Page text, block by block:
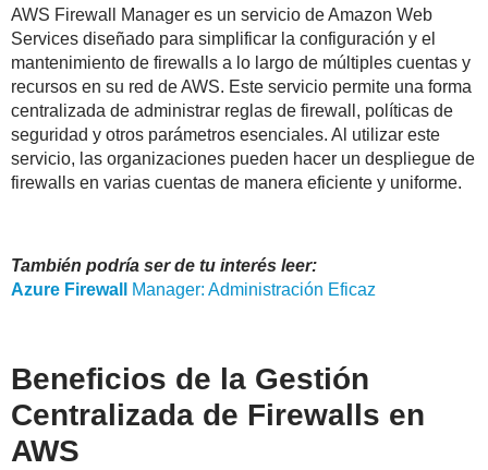
AWS Firewall Manager es un servicio de Amazon Web
Services diseñado para simplificar la configuración y el
mantenimiento de firewalls a lo largo de múltiples cuentas y
recursos en su red de AWS. Este servicio permite una forma
centralizada de administrar reglas de firewall, políticas de
seguridad y otros parámetros esenciales. Al utilizar este
servicio, las organizaciones pueden hacer un despliegue de
firewalls en varias cuentas de manera eficiente y uniforme.
También podría ser de tu interés leer:
Azure Firewall Manager: Administración Eficaz
Beneficios de la Gestión
Centralizada de Firewalls en
AWS